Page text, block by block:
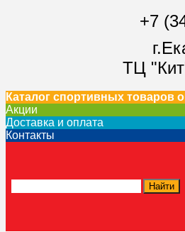
+7
ТЦ
Каталог спортивных товаров
Акции
Доставка и оплата
Контакты